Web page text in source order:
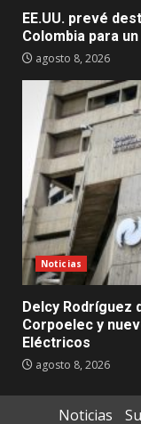
EE.UU. prevé
Colombia para
agosto 8, 2026
Noticias
Delcy Rodríguez
Corpoelec y
Eléctricos
agosto 8, 2026
Noticias